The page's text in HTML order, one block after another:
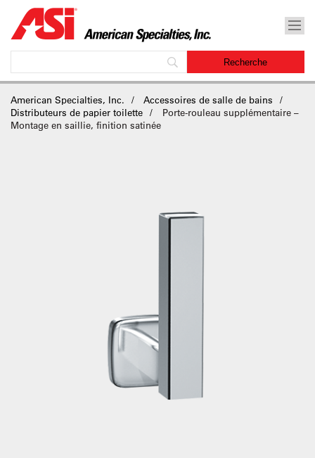
American Specialties, Inc.
Accessoires de salle de bains
Distributeurs de papier toilette
Porte-rouleau supplémentaire –
Montage en saillie, finition satinée